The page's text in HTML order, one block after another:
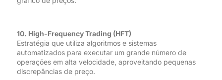
10. High-Frequency Trading (HFT)
Estratégia que utiliza algoritmos e sistemas
automatizados para executar um grande número de
operações em alta velocidade, aproveitando pequenas
discrepâncias de preço.